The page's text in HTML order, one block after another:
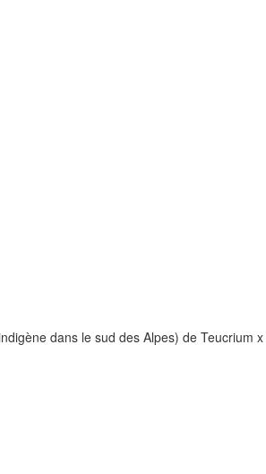
dans le sud des Alpes) de Teucrium